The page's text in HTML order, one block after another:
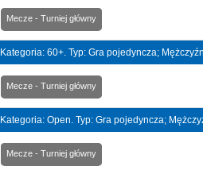
Mecze - Turniej główny
Kategoria: 60+. Typ: Gra pojedyncza;
Mecze - Turniej główny
Kategoria: Open. Typ: Gra pojedyncza;
Mecze - Turniej główny